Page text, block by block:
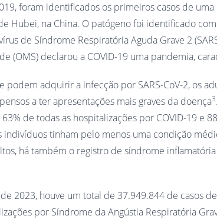
foram identificados os primeiros casos de
Hubei, na China. O patógeno foi identificado
de Síndrome Respiratória Aguda Grave 2
(OMS) declarou a COVID-19 uma pandemia,
adquirir a infecção por SARS-CoV-2, os
a ter apresentações mais graves da doença3
de todas as hospitalizações por COVID-19 e
indivíduos tinham pelo menos uma condição
há também o registro de síndrome
2023, houve um total de 37.949.844 de casos
por Síndrome da Angústia Respiratória